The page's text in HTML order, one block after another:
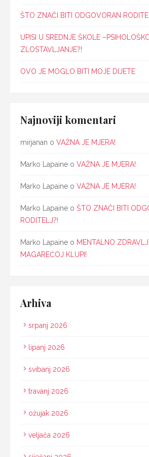
ŠTO ZNAČI BITI ODGOVORAN
UPISI U SREDNJE ŠKOLE
ZLOSTAVLJANJE?!
OVO JE MOGLO BITI MOJE DIJETE
Najnoviji komentari
mirjanan o VAŽNA JE MJERA!
Marko Lapaine o VAŽNA JE MJERA!
Marko Lapaine o VAŽNA JE MJERA!
Marko Lapaine o ŠTO ZNAČI BITI
RODITELJ?!
Marko Lapaine o MENTALNO
MAGAREĆOJ KLUPI!
Arhiva
srpanj 2026
lipanj 2026
svibanj 2026
travanj 2026
ožujak 2026
veljača 2026